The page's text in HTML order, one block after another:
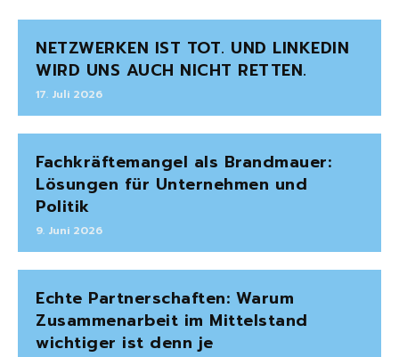
NETZWERKEN IST TOT. UND LINKEDIN
WIRD UNS AUCH NICHT RETTEN.
17. Juli 2026
Fachkräftemangel als Brandmauer:
Lösungen für Unternehmen und
Politik
9. Juni 2026
Echte Partnerschaften: Warum
Zusammenarbeit im Mittelstand
wichtiger ist denn je